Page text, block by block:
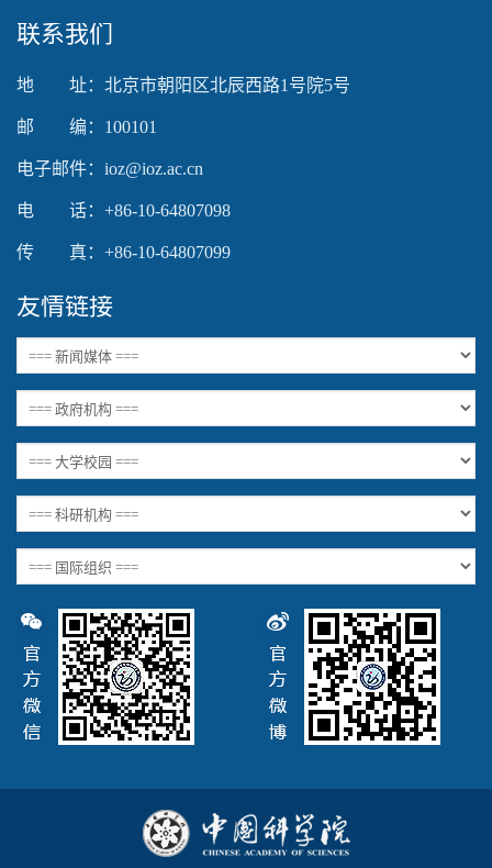
联系我们
地 址：北京市朝阳区北辰西路1号院5号
邮 编：100101
电子邮件：ioz@ioz.ac.cn
电 话：+86-10-64807098
传 真：+86-10-64807099
友情链接